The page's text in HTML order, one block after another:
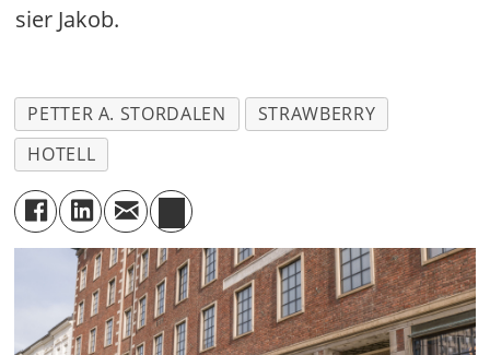
sier Jakob.
PETTER A. STORDALEN
STRAWBERRY
HOTELL